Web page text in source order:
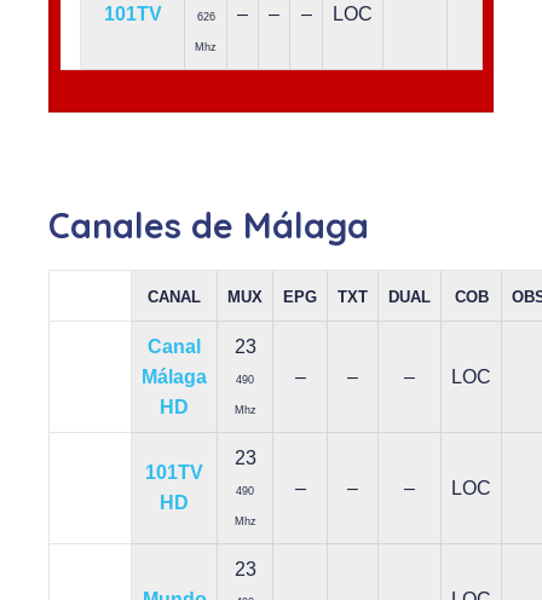
101TV 626
Mhz
– – – LOC
Canales de Málaga
CANAL MUX EPG TXT DUAL COB
Canal
Málaga
HD
23
490
Mhz
– – – LOC
101TV
HD
23
490
Mhz
– – – LOC
23